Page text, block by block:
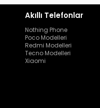
Akıllı Telefonlar
Nothing Phone
Poco Modelleri
Redmi Modelleri
Tecno Modelleri
Xiaomi